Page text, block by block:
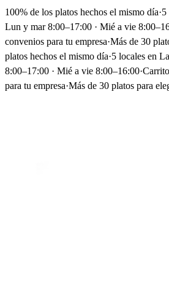
100% de los platos hechos el mismo día·5
Lun y mar 8:00–17:00 · Mié a vie
convenios para tu empresa·Más de 30
platos hechos el mismo día·5 locales en
8:00–17:00 · Mié a vie 8:00–16:00·
para tu empresa·Más de 30 platos para